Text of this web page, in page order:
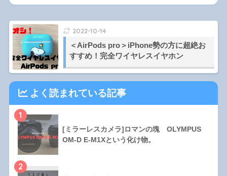
2022-10-14
＜AirPods pro＞iPhone勢の方に超絶お
すすめ！完全ワイヤレスイヤホン
よく読まれている記事
1
[ミラーレスカメラ]ロマンの塊 OLYMPUS
OM-D E-M1Xという化け物。
2